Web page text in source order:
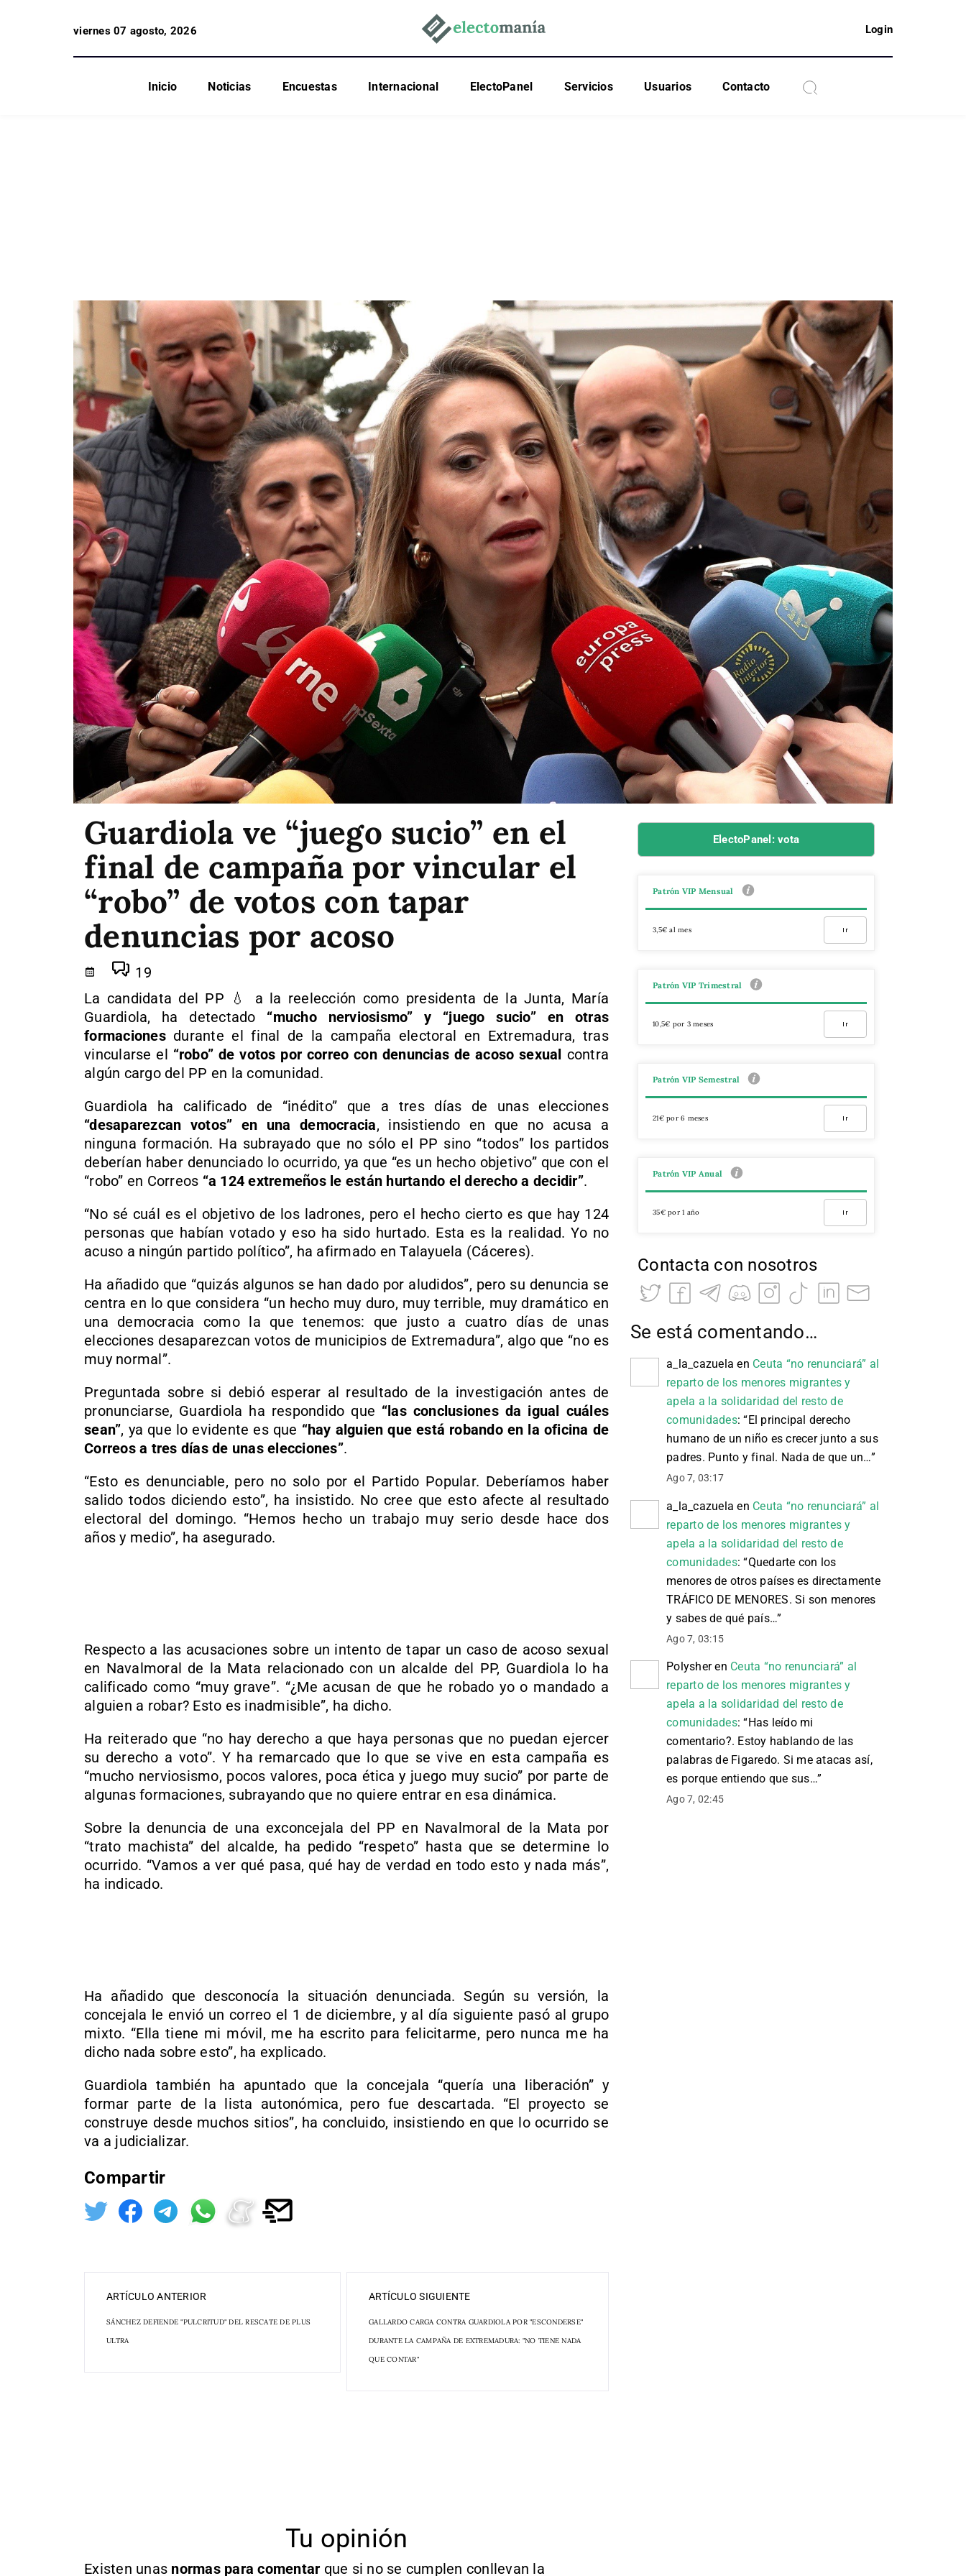
viernes 07 agosto, 2026 Login
Inicio Noticias Encuestas Internacional ElectoPanel Servicios Usuarios Contacto
Guardiola ve “juego sucio” en el
final de campaña por vincular el
“robo” de votos con tapar
denuncias por acoso
19
La candidata del PP 💧 a la reelección como presidenta de la Junta, María
Guardiola, ha detectado “mucho nerviosismo” y “juego sucio” en otras
formacionesdurante el final de la campaña electoral en Extremadura, tras
vincularse el “robo” de votos por correo con denuncias de acoso sexual contra
algún cargo del PP en la comunidad.
Guardiola ha calificado de “inédito” que a tres días de unas elecciones
“desaparezcan votos” en una democracia, insistiendo en que no acusa a
ninguna formación. Ha subrayado que no sólo el PP sino “todos” los partidos
deberían haber denunciado lo ocurrido, ya que “es un hecho objetivo” que con el
“robo” en Correos “a 124 extremeños le están hurtando el derecho a decidir”.
“No sé cuál es el objetivo de los ladrones, pero el hecho cierto es que hay 124
personas que habían votado y eso ha sido hurtado. Esta es la realidad. Yo no
acuso a ningún partido político”, ha afirmado en Talayuela (Cáceres).
Ha añadido que “quizás algunos se han dado por aludidos”, pero su denuncia se
centra en lo que considera “un hecho muy duro, muy terrible, muy dramático en
una democracia como la que tenemos: que justo a cuatro días de unas
elecciones desaparezcan votos de municipios de Extremadura”, algo que “no es
muy normal”.
Preguntada sobre si debió esperar al resultado de la investigación antes de
pronunciarse, Guardiola ha respondido que “las conclusiones da igual cuáles
sean”, ya que lo evidente es que “hay alguien que está robando en la oficina de
Correos a tres días de unas elecciones”.
“Esto es denunciable, pero no solo por el Partido Popular. Deberíamos haber
salido todos diciendo esto”, ha insistido. No cree que esto afecte al resultado
electoral del domingo. “Hemos hecho un trabajo muy serio desde hace dos
años y medio”, ha asegurado.
Respecto a las acusaciones sobre un intento de tapar un caso de acoso sexual
en Navalmoral de la Mata relacionado con un alcalde del PP, Guardiola lo ha
calificado como “muy grave”. “¿Me acusan de que he robado yo o mandado a
alguien a robar? Esto es inadmisible”, ha dicho.
Ha reiterado que “no hay derecho a que haya personas que no puedan ejercer
su derecho a voto”. Y ha remarcado que lo que se vive en esta campaña es
“mucho nerviosismo, pocos valores, poca ética y juego muy sucio” por parte de
algunas formaciones, subrayando que no quiere entrar en esa dinámica.
Sobre la denuncia de una exconcejala del PP en Navalmoral de la Mata por
“trato machista” del alcalde, ha pedido “respeto” hasta que se determine lo
ocurrido. “Vamos a ver qué pasa, qué hay de verdad en todo esto y nada más”,
ha indicado.
Ha añadido que desconocía la situación denunciada. Según su versión, la
concejala le envió un correo el 1 de diciembre, y al día siguiente pasó al grupo
mixto. “Ella tiene mi móvil, me ha escrito para felicitarme, pero nunca me ha
dicho nada sobre esto”, ha explicado.
Guardiola también ha apuntado que la concejala “quería una liberación” y
formar parte de la lista autonómica, pero fue descartada. “El proyecto se
construye desde muchos sitios”, ha concluido, insistiendo en que lo ocurrido se
va a judicializar.
Compartir
ARTÍCULO ANTERIOR
SÁNCHEZ DEFIENDE "PULCRITUD" DEL RESCATE DE PLUS
ULTRA
ARTÍCULO SIGUIENTE
GALLARDO CARGA CONTRA GUARDIOLA POR "ESCONDERSE"
DURANTE LA CAMPAÑA DE EXTREMADURA: "NO TIENE NADA
QUE CONTAR"
Tu opinión
Existen unas normas para comentar que si no se cumplen conllevan la
ElectoPanel: vota
Patrón VIP Mensual
3,5€ al mes Ir
Patrón VIP Trimestral
10,5€ por 3 meses Ir
Patrón VIP Semestral
21€ por 6 meses Ir
Patrón VIP Anual
35€ por 1 año Ir
Contacta con nosotros
Se está comentando…
a_la_cazuela en Ceuta “no renunciará” al
reparto de los menores migrantes y
apela a la solidaridad del resto de
comunidades: “El principal derecho
humano de un niño es crecer junto a sus
padres. Punto y final. Nada de que un…”
Ago 7, 03:17
a_la_cazuela en Ceuta “no renunciará” al
reparto de los menores migrantes y
apela a la solidaridad del resto de
comunidades: “Quedarte con los
menores de otros países es directamente
TRÁFICO DE MENORES. Si son menores
y sabes de qué país…”
Ago 7, 03:15
Polysheren Ceuta “no renunciará” al
reparto de los menores migrantes y
apela a la solidaridad del resto de
comunidades: “Has leído mi
comentario?. Estoy hablando de las
palabras de Figaredo. Si me atacas así,
es porque entiendo que sus…”
Ago 7, 02:45